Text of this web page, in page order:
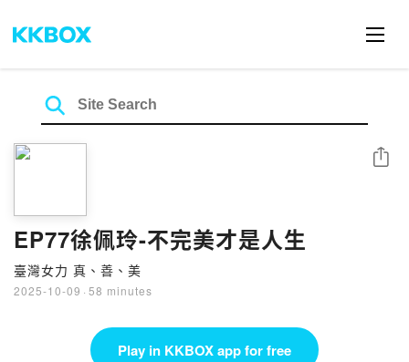
EP77徐佩玲-不完美才是人生
臺灣女力 真、善、美
2025-10-09 · 58 minutes
Share
Play in KKBOX app for free